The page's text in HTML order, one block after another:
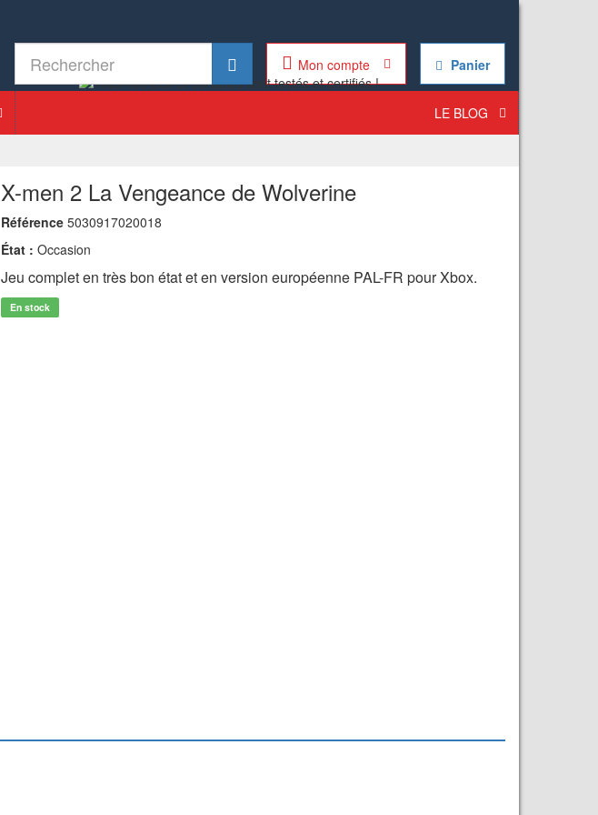
Panier
Mon compte
LE BLOG
X-men 2 La Vengeance de Wolverine
Référence 5030917020018
État : Occasion
Jeu complet en très bon état et en version européenne PAL-FR pour Xbox.
En stock